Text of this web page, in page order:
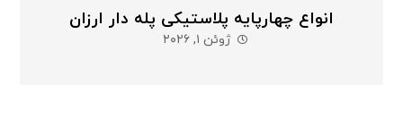
انواع چهارپایه پلاستیکی پله دار ارزان
ژوئن ۱, ۲۰۲۶